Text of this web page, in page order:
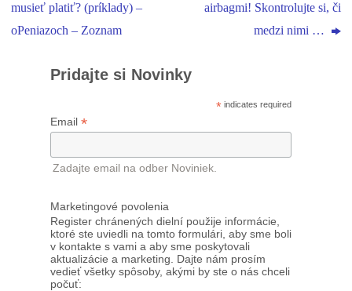
musieť platiť? (príklady) –
oPeniazoch – Zoznam
airbagmi! Skontrolujte si, či
medzi nimi …
Pridajte si Novinky
* indicates required
Email *
Zadajte email na odber Noviniek.
Marketingové povolenia
Register chránených dielní použije informácie,
ktoré ste uviedli na tomto formulári, aby sme boli
v kontakte s vami a aby sme poskytovali
aktualizácie a marketing. Dajte nám prosím
vedieť všetky spôsoby, akými by ste o nás chceli
počuť: